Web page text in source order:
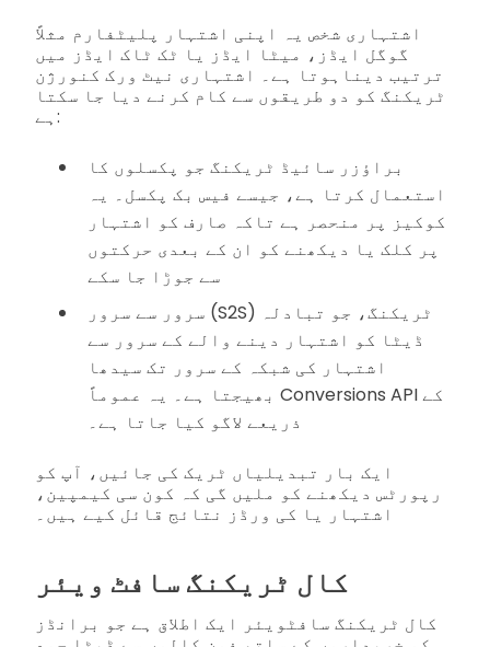
اشتہاری شخص یہ اپنی اشتہار پلیٹفارم مثلاً
گوگل ایڈز، میٹا ایڈز یا ٹک ٹاک ایڈز میں
ترتیب دیناہوتا ہے۔ اشتہاری نیٹ ورک کنورژن
ٹریکنگ کو دو طریقوں سے کام کرنے دیا جا سکتا
ہے:
براؤزر سائیڈ ٹریکنگ جو پکسلوں کا
استعمال کرتا ہے، جیسے فیس بک پکسل۔ یہ
کوکیز پر منحصر ہے تاکہ صارف کو اشتہار
پر کلک یا دیکھنے کو ان کے بعدی حرکتوں
سے جوڑا جا سکے
سرور سے سرور (S2S) ٹریکنگ، جو تبادلہ
ڈیٹا کو اشتہار دینے والے کے سرور سے
اشتہار کی شبکہ کے سرور تک سیدھا
بھیجتا ہے۔ یہ عموماً Conversions API کے
ذریعے لاگو کیا جاتا ہے۔
ایک بار تبدیلیاں ٹریک کی جائیں، آپ کو
رپورٹس دیکھنے کو ملیں گی کہ کون سی کیمپین،
اشتہار یا کی ورڈز نتائج قائل کیے ہیں۔
کال ٹریکنگ سافٹ ویئر
کال ٹریکنگ سافٹویئر ایک اطلاق ہے جو برانڈز